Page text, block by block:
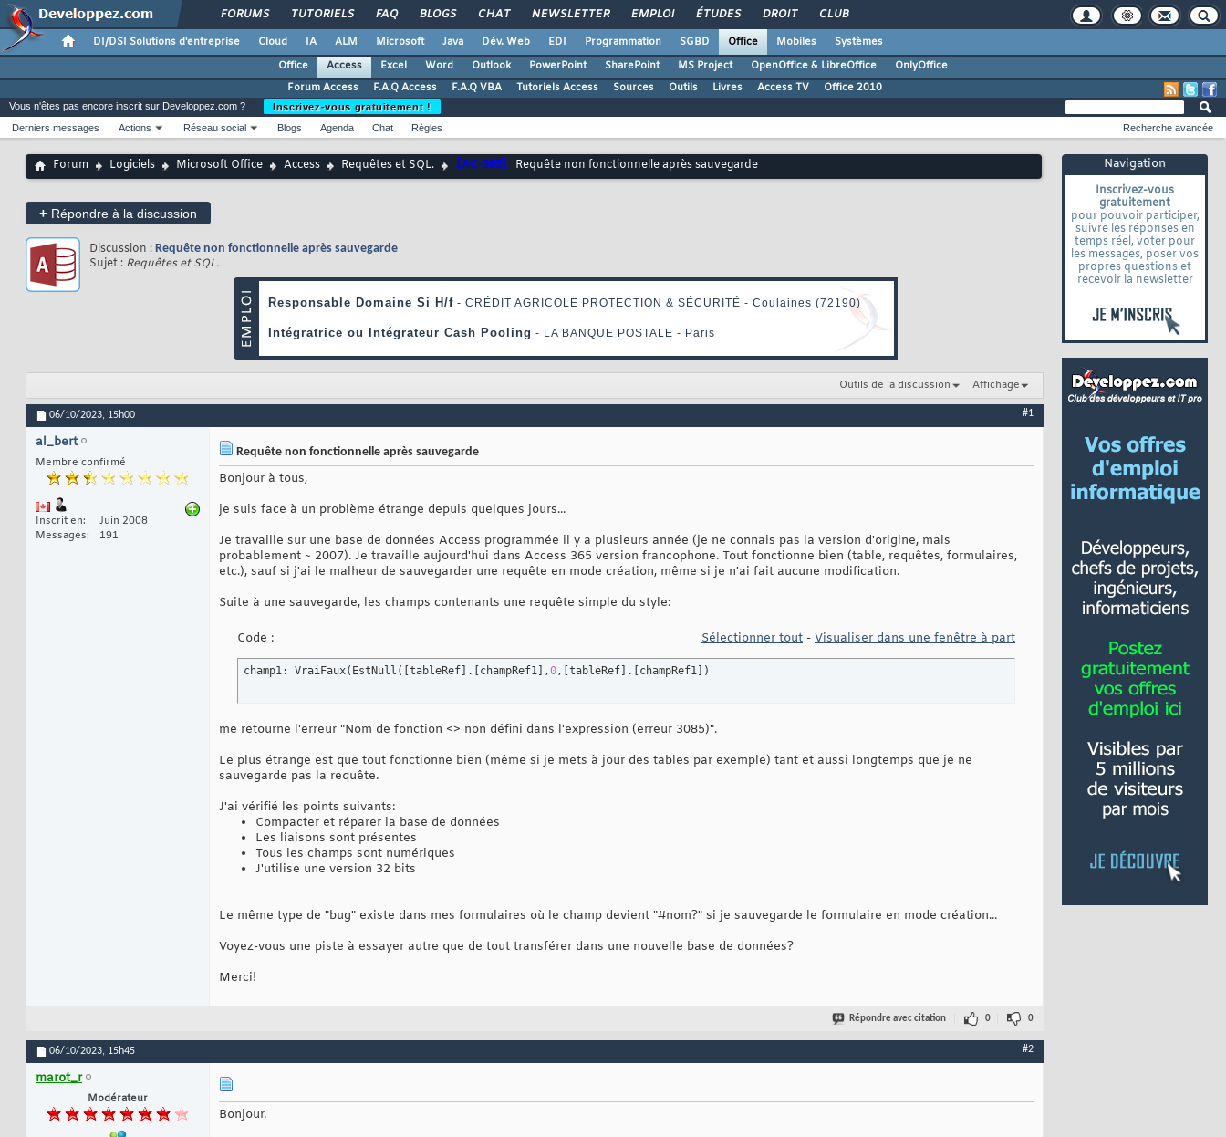
FORUMS TUTORIELS FAQ BLOGS CHAT NEWSLETTER EMPLOI ÉTUDES DROIT CLUB
DI/DSI Solutions d'entreprise Cloud IA ALM Microsoft Java Dév. Web EDI Programmation SGBD Office Mobiles
Systèmes
Office
Access Excel Word Outlook PowerPoint SharePoint MS Project OpenOffice & LibreOffice
OnlyOffice
Forum Access
F.A.Q Access F.A.Q VBA Tutoriels Access Sources Outils Livres Access TV Office 2010
Navigation
Inscrivez-vous
gratuitement
pour pouvoir participer,
suivre les réponses en
temps réel, voter pour
les messages, poser vos
propres questions et
recevoir la newsletter
Vous n'êtes pas encore inscrit sur Developpez.com ?
Inscrivez-vous gratuitement !
Derniers messages
Actions Réseau social Blogs Agenda Chat Règles Recherche avancée
Forum Logiciels Microsoft Office Access Requêtes et SQL. [AC-365] Requête non fonctionnelle après sauvegarde
+ Répondre à la discussion
Discussion : Requête non fonctionnelle après sauvegarde
Sujet : Requêtes et SQL.
Outils de la discussion Affichage
06/10/2023, 15h00 #1
al_bert
Membre confirmé
Inscrit en
Juin 2008
Messages
191
Requête non fonctionnelle après sauvegarde
Bonjour à tous,
je suis face à un problème étrange depuis quelques jours...
Je travaille sur une base de données Access programmée il y a plusieurs année (je ne connais pas la version d'origine, mais
probablement ~ 2007). Je travaille aujourd'hui dans Access 365 version francophone. Tout fonctionne bien (table, requêtes, formulaires,
etc.), sauf si j'ai le malheur de sauvegarder une requête en mode création, même si je n'ai fait aucune modification.
Suite à une sauvegarde, les champs contenants une requête simple du style:
Code : Sélectionner tout - Visualiser dans une fenêtre à part
champ1: VraiFaux( EstNull ( tableRef . champRef1 ,0, tableRef . champRef1 )
me retourne l'erreur "Nom de fonction <> non défini dans l'expression (erreur 3085)".
Le plus étrange est que tout fonctionne bien (même si je mets à jour des tables par exemple) tant et aussi longtemps que je ne
sauvegarde pas la requête.
J'ai vérifié les points suivants:
Compacter et réparer la base de données
Les liaisons sont présentes
Tous les champs sont numériques
J'utilise une version 32 bits
Le même type de "bug" existe dans mes formulaires où le champ devient "#nom?" si je sauvegarde le formulaire en mode création...
Voyez-vous une piste à essayer autre que de tout transférer dans une nouvelle base de données?
Merci!
Répondre avec citation 0 0
06/10/2023, 15h45 #2
marot_r
Modérateur
Bonjour.